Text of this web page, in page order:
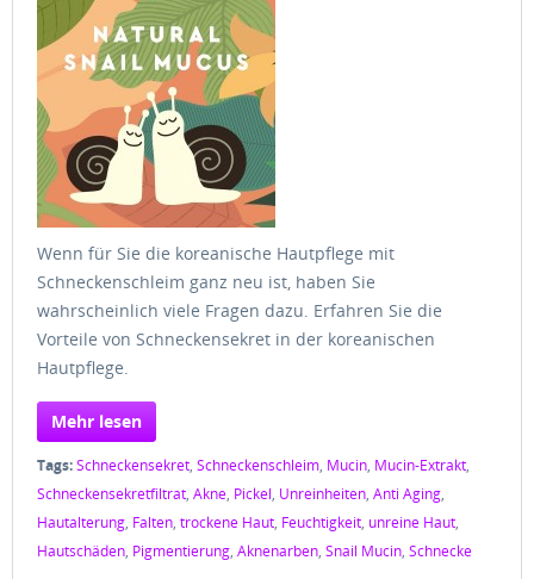
Wenn für Sie die koreanische Hautpflege mit
Schneckenschleim ganz neu ist, haben Sie
wahrscheinlich viele Fragen dazu. Erfahren Sie die
Vorteile von Schneckensekret in der koreanischen
Hautpflege.
Mehr lesen
Tags:Schneckensekret, Schneckenschleim, Mucin, Mucin-Extrakt,
Schneckensekretfiltrat, Akne, Pickel, Unreinheiten, Anti Aging,
Hautalterung, Falten, trockene Haut, Feuchtigkeit, unreine Haut,
Hautschäden, Pigmentierung, Aknenarben, Snail Mucin, Schnecke